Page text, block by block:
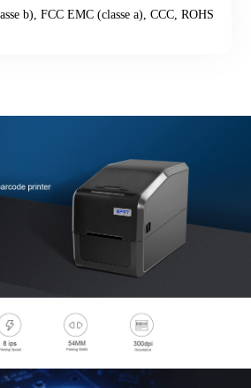
b), FCC EMC (classe a), CCC, ROHS